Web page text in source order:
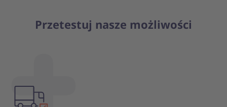
Przetestuj nasze możliwości